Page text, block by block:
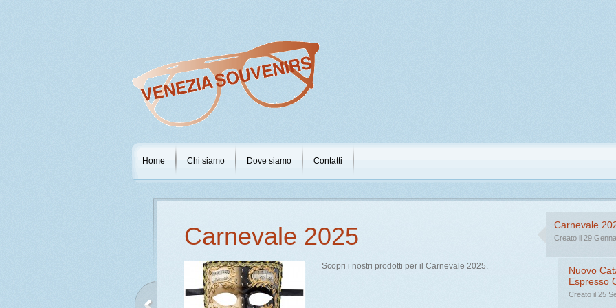
Home Chi siamo Dove siamo Contatti
Carnevale 2025
Scopri i nostri prodotti per il Carnevale 2025.
Nuovo
Carnevale
Creato il 29
Nuovo
Espresso
Creato il 25